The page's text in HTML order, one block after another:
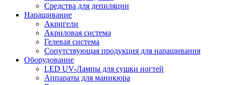
Средства для депиляции
Наращивание
Акригели
Акриловая система
Гелевая система
Сопутствующая продукция для наращивания
Оборудование
LED UV-Лампы для сушки ногтей
Аппараты для маникюра